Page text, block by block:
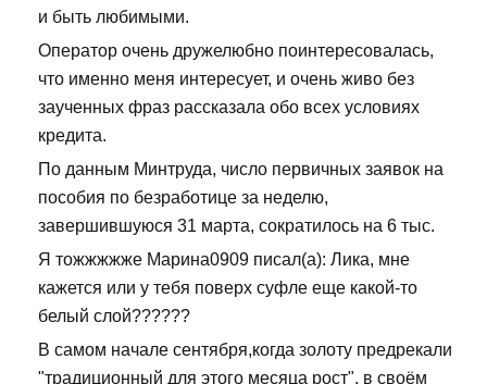
и быть любимыми.
Оператор очень дружелюбно поинтересовалась,
что именно меня интересует, и очень живо без
заученных фраз рассказала обо всех условиях
кредита.
По данным Минтруда, число первичных заявок на
пособия по безработице за неделю,
завершившуюся 31 марта, сократилось на 6 тыс.
Я тожжжжже Марина0909 писал(а): Лика, мне
кажется или у тебя поверх суфле еще какой-то
белый слой??????
В самом начале сентября,когда золоту предрекали
"традиционный для этого месяца рост", в своём